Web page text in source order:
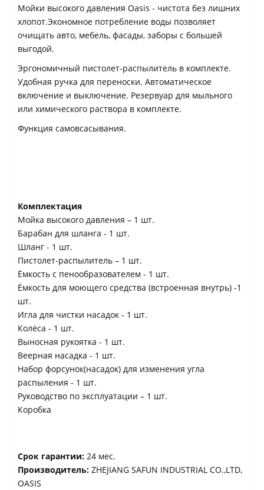
Мойки высокого давления Oasis - чистота без лишних
хлопот.Экономное потребление воды позволяет
очищать авто, мебель, фасады, заборы с большей
выгодой.
Эргономичный пистолет-распылитель в комплекте.
Удобная ручка для переноски. Автоматическое
включение и выключение. Резервуар для мыльного
или химического раствора в комплекте.
Функция самовсасывания.
Комплектация
Мойка высокого давления – 1 шт.
Барабан для шланга - 1 шт.
Шланг - 1 шт.
Пистолет-распылитель – 1 шт.
Ёмкость с пенообразователем - 1 шт.
Ёмкость для моющего средства (встроенная внутрь) -1
шт.
Игла для чистки насадок - 1 шт.
Колёса - 1 шт.
Выносная рукоятка - 1 шт.
Веерная насадка - 1 шт.
Набор форсунок(насадок) для изменения угла
распыления - 1 шт.
Руководство по эксплуатации – 1 шт.
Коробка
Срок гарантии: 24 мес.
Производитель: ZHEJIANG SAFUN INDUSTRIAL CO.,LTD,
OASIS